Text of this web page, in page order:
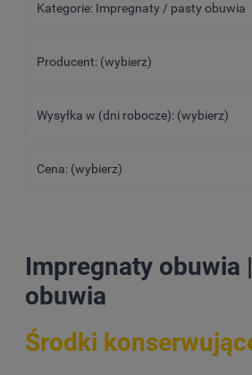
Kategorie: Impregnaty / pasty obuwia
Producent: (wybierz)
Wysyłka w (dni robocze): (wybierz)
Cena: (wybierz)
Impregnaty obuwia
obuwia
Środki